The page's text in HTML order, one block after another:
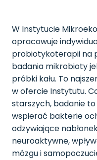
W Instytucie
opracowuje
probiotykoterapii na
badania mikrobioty
próbki kału. To
w ofercie Instytutu.
starszych, badanie
wspierać bakterie
odżywiające
neuroaktywne,
mózgu i